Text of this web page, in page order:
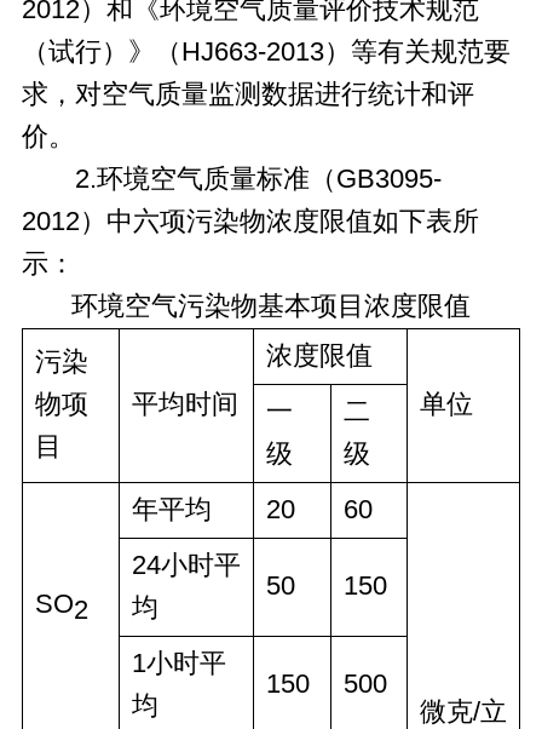
2012）和《环境空气质量评价技术规范
（试行）》（HJ663-2013）等有关规范要
求，对空气质量监测数据进行统计和评
价。
2.环境空气质量标准（GB3095-
2012）中六项污染物浓度限值如下表所
示：
环境空气污染物基本项目浓度限值
污染
物项
目
平均时间
浓度限值
单位
一
级
二
级
SO2
年平均 20 60
微克/立
24小时平
均
50 150
1小时平
均
150 500